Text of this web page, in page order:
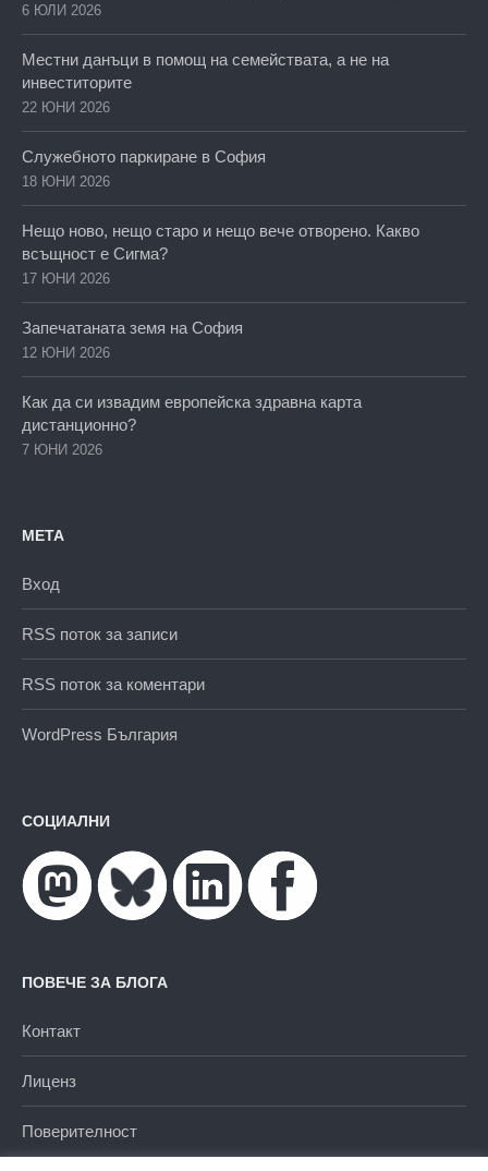
6 ЮЛИ 2026
Местни данъци в помощ на семействата, а не на
инвеститорите
22 ЮНИ 2026
Служебното паркиране в София
18 ЮНИ 2026
Нещо ново, нещо старо и нещо вече отворено. Какво
всъщност е Сигма?
17 ЮНИ 2026
Запечатаната земя на София
12 ЮНИ 2026
Как да си извадим европейска здравна карта
дистанционно?
7 ЮНИ 2026
МЕТА
Вход
RSS поток за записи
RSS поток за коментари
WordPress България
СОЦИАЛНИ
ПОВЕЧЕ ЗА БЛОГА
Контакт
Лиценз
Поверителност